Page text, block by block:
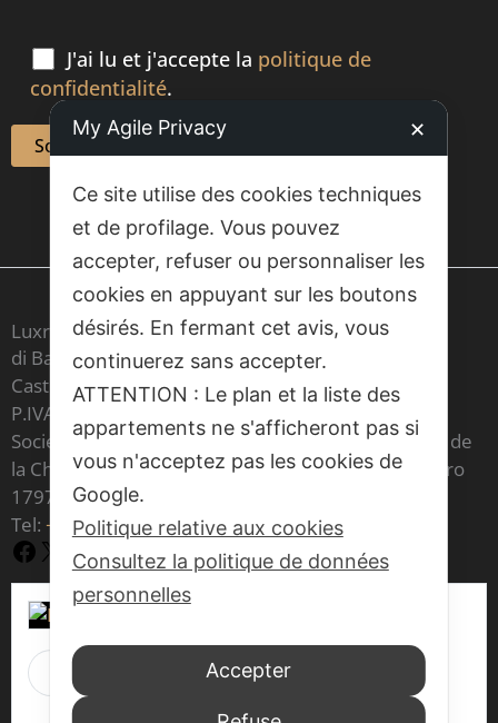
J'ai lu et j'accepte la politique de
confidentialité.
Luxrest Venice sas
di Barbara Cristina Maria Carron & C,
Castello 6604 - 30122 Venezia
P.IVA IT 03541970277
Société inscrite au registre des agents immobiliers de
la Chambre de commerce de Venise sous le numéro
1797
Tel: +39 377 70 86 073
FacebookYouTube
Luxrest Veniceis at Venice, Italy.
1 jour 1 heure il y a
My Agile Privacy ✕
Ce site utilise des cookies techniques
et de profilage. Vous pouvez
accepter, refuser ou personnaliser les
cookies en appuyant sur les boutons
désirés. En fermant cet avis, vous
continuerez sans accepter.
ATTENTION : Le plan et la liste des
appartements ne s'afficheront pas si
vous n'acceptez pas les cookies de
Google.
Politique relative aux cookies
Consultez la politique de données
personnelles
Accepter